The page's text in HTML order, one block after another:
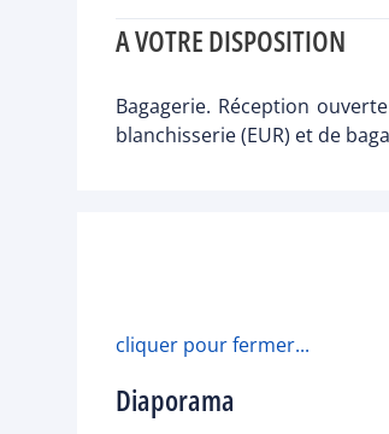
A VOTRE DISPOSITION
Bagagerie. Réception
blanchisserie (EUR) et de
cliquer pour fermer...
Diaporama